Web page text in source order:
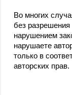
Во многих
без разрешения
нарушением
нарушаете
только в
авторских прав.